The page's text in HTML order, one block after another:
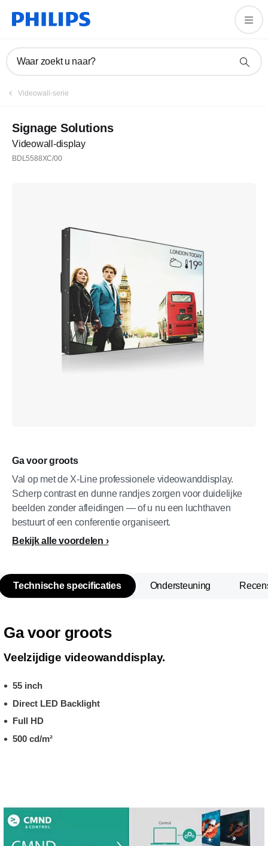
Waar zoekt u naar?
Videowall-serie
Signage Solutions
Videowall-display
BDL5588XC/00
Ga voor groots
Val op met de X-Line professionele videowanddisplay.
Scherp contrast en dunne randjes zorgen voor duidelijke
beelden zonder afleidingen — of u nu een luchthaven
bestuurt of een conferentie organiseert.
Bekijk alle voordelen
Technische specificaties Ondersteuning
Ga voor groots
Veelzijdige videowanddisplay.
55 inch
Direct LED Backlight
Full HD
500 cd/m²